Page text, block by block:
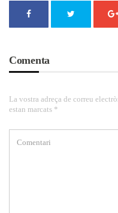
Comenta
La vostra adreça de correu
estan marcats *